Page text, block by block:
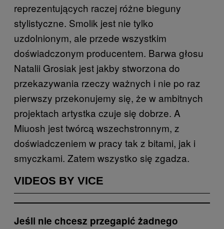
reprezentujących raczej różne bieguny
stylistyczne. Smolik jest nie tylko
uzdolnionym, ale przede wszystkim
doświadczonym producentem. Barwa głosu
Natalii Grosiak jest jakby stworzona do
przekazywania rzeczy ważnych i nie po raz
pierwszy przekonujemy się, że w ambitnych
projektach artystka czuje się dobrze. A
Miuosh jest twórcą wszechstronnym, z
doświadczeniem w pracy tak z bitami, jak i
smyczkami. Zatem wszystko się zgadza.
VIDEOS BY VICE
Jeśli nie chcesz przegapić żadnego